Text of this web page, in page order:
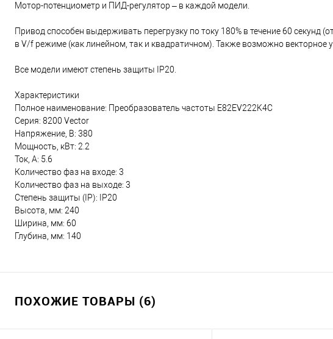
Мотор-потенциометр и ПИД-регулятор – в каждой модели.
Привод способен выдерживать перегрузку по току 180% в течение 60 секунд
в V/f режиме (как линейном, так и квадратичном). Также возможно векторное
Все модели имеют степень защиты IP20.
Характеристики
Полное наименование: Преобразователь частоты E82EV222K4C
Серия: 8200 Vector
Напряжение, В: 380
Мощность, кВт: 2.2
Ток, А: 5.6
Количество фаз на входе: 3
Количество фаз на выходе: 3
Степень защиты (IP): IP20
Высота, мм: 240
Ширина, мм: 60
Глубина, мм: 140
ПОХОЖИЕ ТОВАРЫ (6)